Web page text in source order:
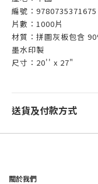
編號：9780735371675
片數：1000片
材質：拼圖灰板包含
墨水印製
尺寸：20'' x 27"
送貨及付款方式
關於我們